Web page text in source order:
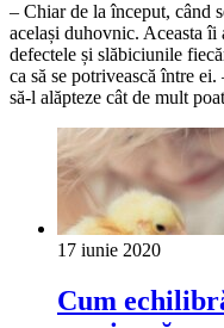
– Chiar de la început, când
același duhovnic. Aceasta
defectele și slăbiciunile
ca să se potrivească între
să-l alăpteze cât de mult
17 iunie 2020
Cum